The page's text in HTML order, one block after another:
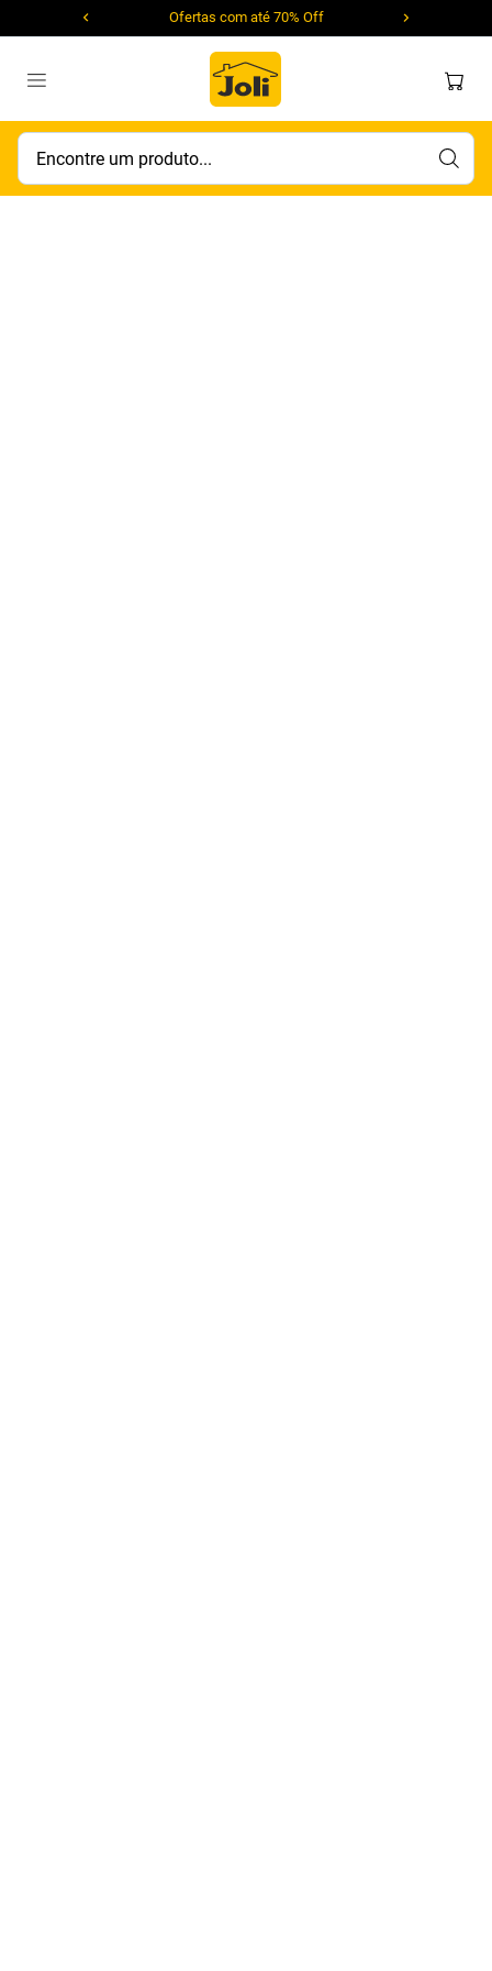
Ofertas com até 70% Off
Encontre um produto...